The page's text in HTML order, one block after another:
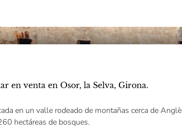
en venta en Osor, la Selva, Girona.
en un valle rodeado de montañas cerca de
hectáreas de bosques.